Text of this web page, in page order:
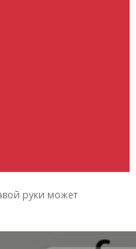
руки может